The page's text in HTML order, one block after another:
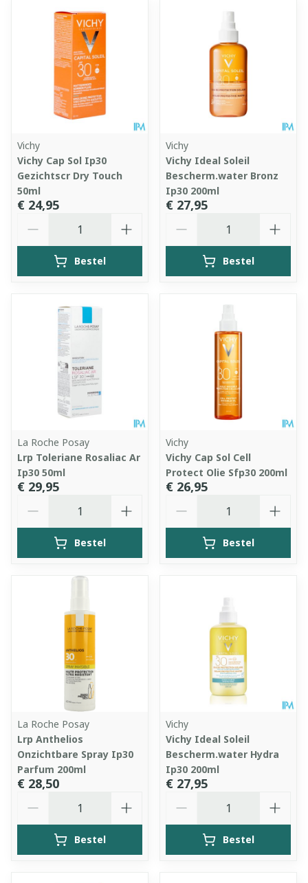
Vichy
Vichy Cap Sol Ip30
Gezichtscr Dry Touch
50ml
€ 24,95
Bestel
Vichy
Vichy Ideal Soleil
Bescherm.water Bronz
Ip30 200ml
€ 27,95
Bestel
La Roche Posay
Lrp Toleriane Rosaliac Ar
Ip30 50ml
€ 29,95
Bestel
Vichy
Vichy Cap Sol Cell
Protect Olie Sfp30 200ml
€ 26,95
Bestel
La Roche Posay
Lrp Anthelios
Onzichtbare Spray Ip30
Parfum 200ml
€ 28,50
Bestel
Vichy
Vichy Ideal Soleil
Bescherm.water Hydra
Ip30 200ml
€ 27,95
Bestel